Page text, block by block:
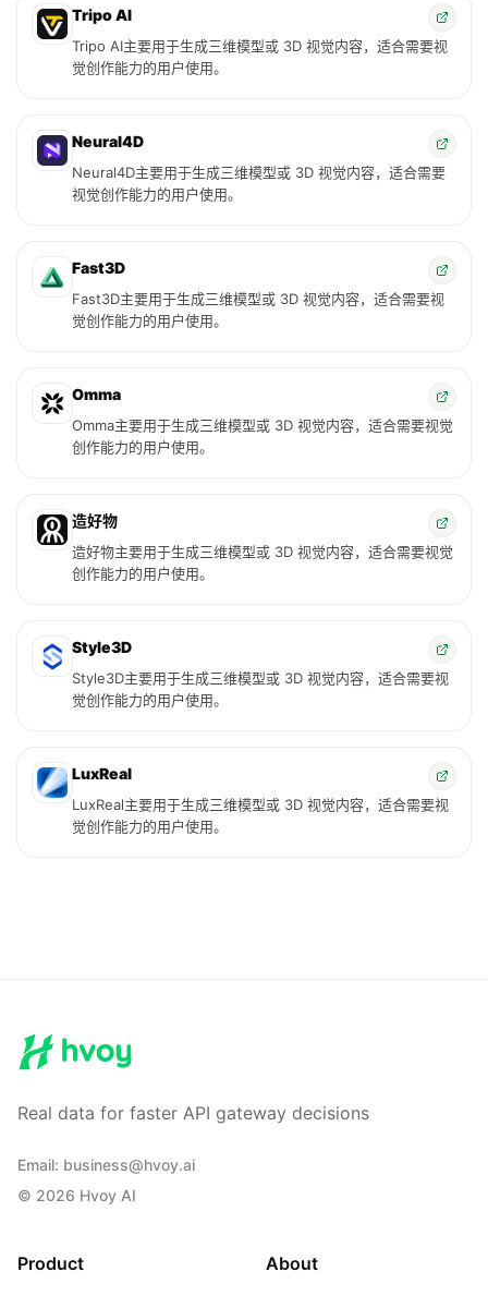
Tripo AI
Tripo AI主要用于生成三维模型或 3D 视觉内容，适合需要视
觉创作能力的用户使用。
Neural4D
Neural4D主要用于生成三维模型或 3D 视觉内容，适合需要
视觉创作能力的用户使用。
Fast3D
Fast3D主要用于生成三维模型或 3D 视觉内容，适合需要视
觉创作能力的用户使用。
Omma
Omma主要用于生成三维模型或 3D 视觉内容，适合需要视觉
创作能力的用户使用。
造好物
造好物主要用于生成三维模型或 3D 视觉内容，适合需要视觉
创作能力的用户使用。
Style3D
Style3D主要用于生成三维模型或 3D 视觉内容，适合需要视
觉创作能力的用户使用。
LuxReal
LuxReal主要用于生成三维模型或 3D 视觉内容，适合需要视
觉创作能力的用户使用。
Real data for faster API gateway decisions
Email: business@hvoy.ai
© 2026 Hvoy AI
Product About